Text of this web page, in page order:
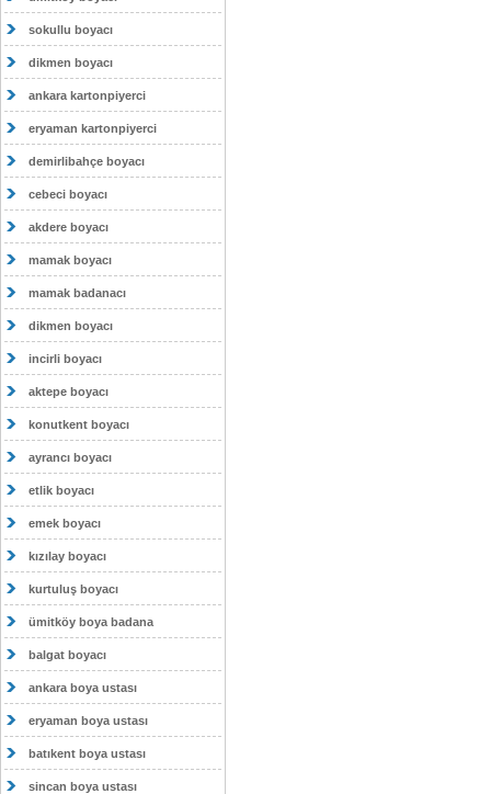
sokullu boyacı
dikmen boyacı
ankara kartonpiyerci
eryaman kartonpiyerci
demirlibahçe boyacı
cebeci boyacı
akdere boyacı
mamak boyacı
mamak badanacı
dikmen boyacı
incirli boyacı
aktepe boyacı
konutkent boyacı
ayrancı boyacı
etlik boyacı
emek boyacı
kızılay boyacı
kurtuluş boyacı
ümitköy boya badana
balgat boyacı
ankara boya ustası
eryaman boya ustası
batıkent boya ustası
sincan boya ustası